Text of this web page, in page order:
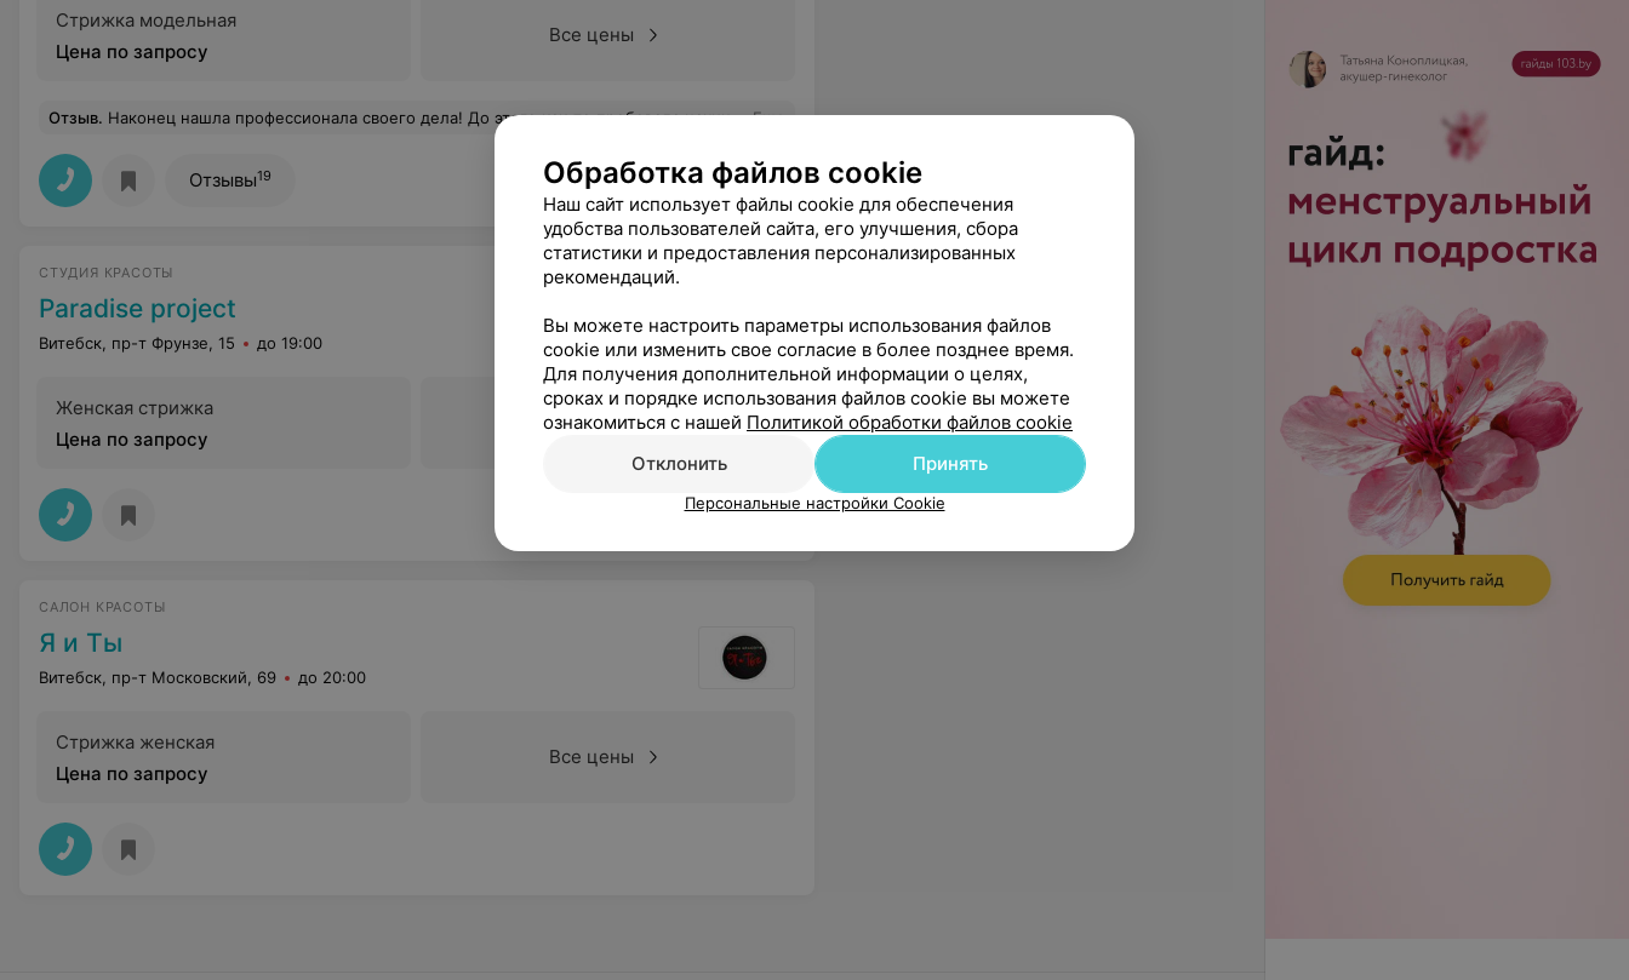
Стрижка модельная
Цена по запросу
Все цены
Отзыв. Наконец нашла профессионала своего дела! До этого как-то пробовала начинать ходить на депиляцию, но больше 2 раз не выдержала, а тут осталась на "постоянку" Еще
Отзывы19
СТУДИЯ КРАСОТЫ
Paradise project
Витебск, пр-т Фрунзе, 15 до 19:00
Женская стрижка
Цена по запросу
Все цены
САЛОН КРАСОТЫ
Я и Ты
Витебск, пр-т Московский, 69 до 20:00
Стрижка женская
Цена по запросу
Все цены
Обработка файлов cookie
Наш сайт использует файлы cookie для обеспечения
удобства пользователей сайта, его улучшения, сбора
статистики и предоставления персонализированных
рекомендаций.
Вы можете настроить параметры использования файлов
cookie или изменить свое согласие в более позднее время.
Для получения дополнительной информации о целях,
сроках и порядке использования файлов cookie вы можете
ознакомиться с нашей Политикой обработки файлов cookie
Отклонить
Принять
Персональные настройки Cookie